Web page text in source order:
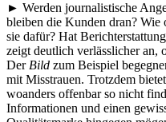
► Werden journalistische
bleiben die Kunden dran? Wie
sie dafür? Hat
zeigt deutlich verlässlicher an,
Der Bild zum Beispiel
mit Misstrauen. Trotzdem
woanders offenbar so nicht
Informationen und einen